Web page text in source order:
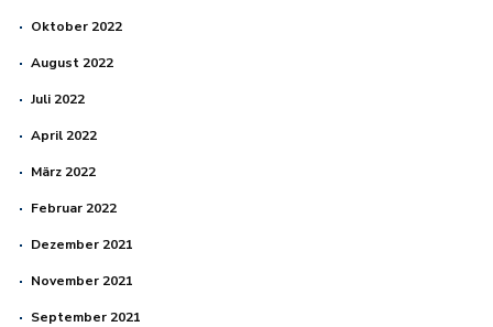
Oktober 2022
August 2022
Juli 2022
April 2022
März 2022
Februar 2022
Dezember 2021
November 2021
September 2021